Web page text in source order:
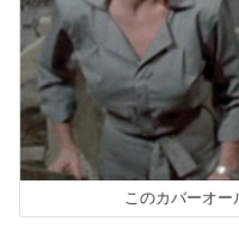
このカバーオー